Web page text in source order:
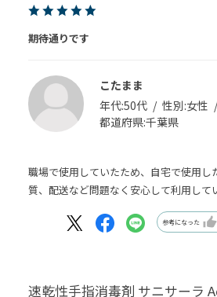
期待通りです
こたまま
年代:50代 性別:女性
都道府県:千葉県
職場で使用していたため、自宅で使用し
質、配送など問題なく安心して利用して
参考になった
速乾性手指消毒剤 サニサーラ